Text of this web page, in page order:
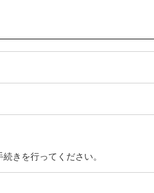
きを行ってください。